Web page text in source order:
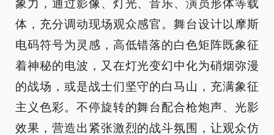
象力，通过影像、灯光、音乐、演员形体等载
体，充分调动现场观众感官。舞台设计以摩斯
电码符号为灵感，高低错落的白色矩阵既象征
着神秘的电波，又在灯光变幻中化为硝烟弥漫
的战场，或是战士们坚守的白马山，充满象征
主义色彩。不停旋转的舞台配合枪炮声、光影
效果，营造出紧张激烈的战斗氛围，让观众仿